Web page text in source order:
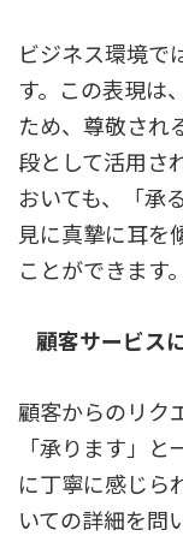
ビジネス環境で
す。この表現は
ため、尊敬され
段として活用さ
おいても、「承
見に真摯に耳を
ことができます。
顧客サービス
顧客からのリク
「承ります」
に丁寧に感じら
いての詳細を問